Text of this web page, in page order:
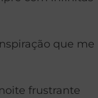
que me
frustrante